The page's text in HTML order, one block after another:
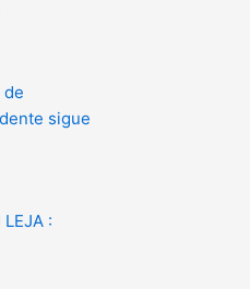
de
sigue
: